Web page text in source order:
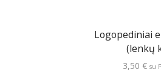
Logopediniai
(lenkų
3,50€ su